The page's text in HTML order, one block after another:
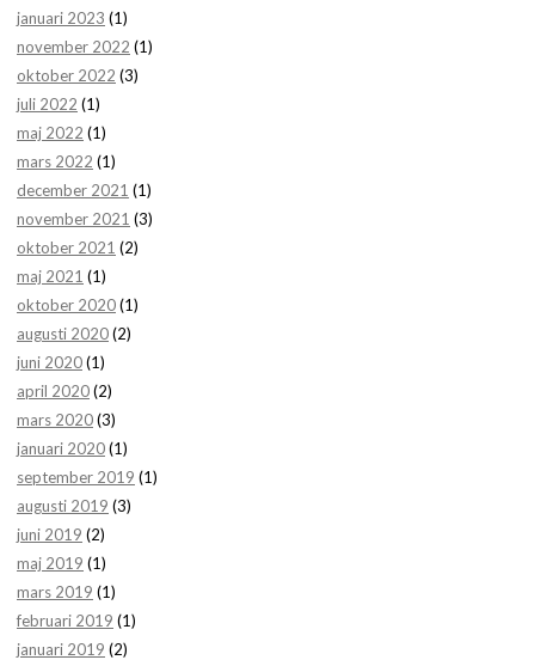
januari 2023 (1)
november 2022 (1)
oktober 2022 (3)
juli 2022 (1)
maj 2022 (1)
mars 2022 (1)
december 2021 (1)
november 2021 (3)
oktober 2021 (2)
maj 2021 (1)
oktober 2020(1)
augusti 2020(2)
juni 2020(1)
april 2020(2)
mars 2020(3)
januari 2020(1)
september 2019 (1)
augusti 2019 (3)
juni 2019 (2)
maj 2019 (1)
mars 2019 (1)
februari 2019 (1)
januari 2019 (2)